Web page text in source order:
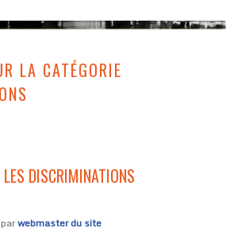
LA CATÉGORIE
DISCRIMINATIONS
parwebmaster du site